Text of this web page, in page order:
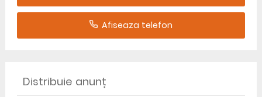
Afiseaza telefon
Distribuie anunț